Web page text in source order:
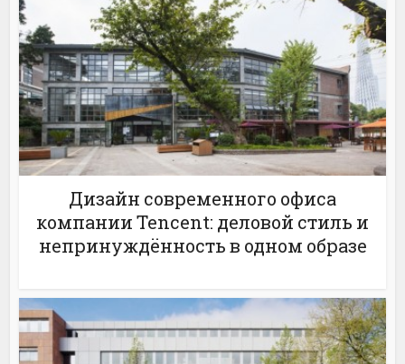
Дизайн современного офиса
компании Tencent: деловой стиль и
непринуждённость в одном образе